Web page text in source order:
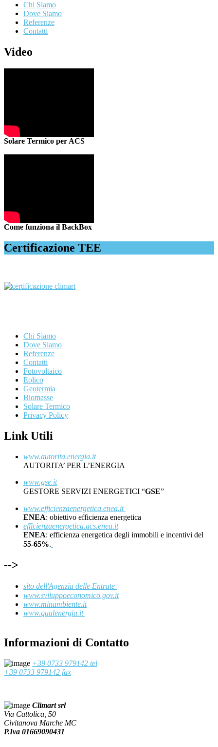
Chi Siamo
Dove Siamo
Referenze
Contatti
Video
Solare Termico per ACS
Come funziona il BackBox
Certificazione TEE
Chi Siamo
Dove Siamo
Referenze
Contatti
Fotovoltaico
Eolico
Geotermia
Biomasse
Solare Termico
Privacy Policy
Link Utili
www.autorita.energia.it
AUTORITA’ PER L’ENERGIA
www.gse.it
GESTORE SERVIZI ENERGETICI “GSE”
www.efficienzaenergetica.enea.it
ENEA: obiettivo efficienza energetica
efficienzaenergetica.acs.enea.it
ENEA: efficienza energetica degli immobili e incentivi del
55-65%.
-->
sito dell'Agenzia delle Entrate
www.sviluppoeconomico.gov.it
www.minambiente.it
www.qualenergia.it
Informazioni di Contatto
+39 0733 979142 tel
+39 0733 979142 fax
Climart srl
Via Cattolica, 50
Civitanova Marche MC
P.Iva 01669090431